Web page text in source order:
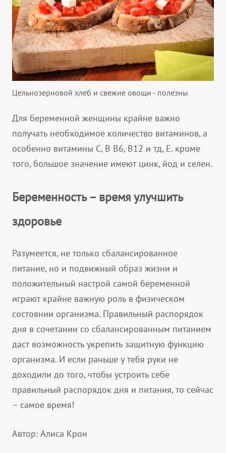
Цельнозерновой хлеб и свежие овощи - полезны
Для беременной женщины крайне важно
получать необходимое количество витаминов, а
особенно витамины С, В В6, В12 и тд, Е. кроме
того, большое значение имеют цинк, йод и селен.
Беременность – время улучшить
здоровье
Разумеется, не только сбалансированное
питание, но и подвижный образ жизни и
положительный настрой самой беременной
играют крайне важную роль в физическом
состоянии организма. Правильный распорядок
дня в сочетании со сбалансированным питанием
даст возможность укрепить защитную функцию
организма. И если раньше у тебя руки не
доходили до того, чтобы устроить себе
правильный распорядок дня и питания, то сейчас
– самое время!
Автор: Алиса Крон